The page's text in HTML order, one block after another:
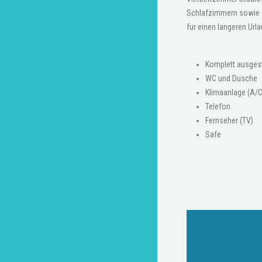
Schlafzimmern sowie
fur einen langeren
Komplett
WC und Dusche
Klimaanlage (A/
Telefon
Fernseher (TV)
Safe